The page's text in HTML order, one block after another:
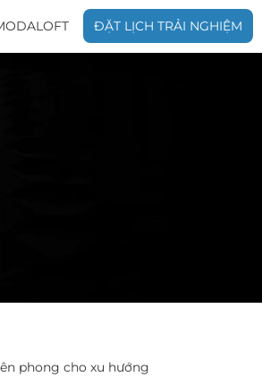
ĐẶT LỊCH TRẢI NGHIỆM
phong cho xu hướng